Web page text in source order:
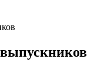
выпускников